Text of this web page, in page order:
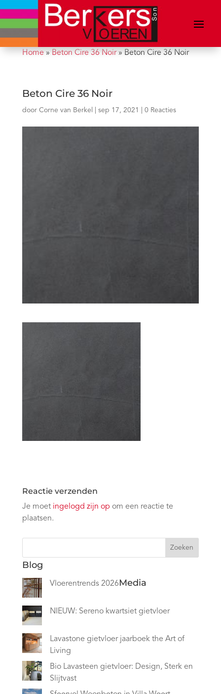
Home» Beton Cire 36 Noir» Beton Cire 36 Noir
Beton Cire 36 Noir
door Corne van Berkel sep 17, 2021 0 Reacties
Reactie verzenden
Je moet ingelogd zijn op om een reactie te
plaatsen.
Zoeken
Blog
Vloerentrends 2026
NIEUW: Sereno kwartsiet gietvloer
Lavastone gietvloer jaarboek the Art of
Living
Bio Lavasteen gietvloer: Design, Sterk en
Slijtvast
Media